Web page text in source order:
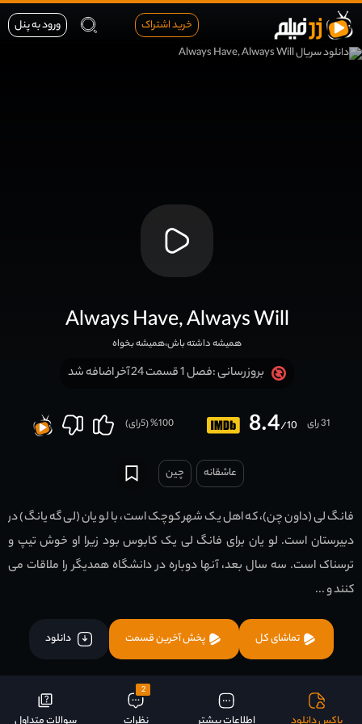
خرید اشتراک ورود به پنل
Always Have, Always Will
همیشه داشته باش،همیشه بخواه
بروزرسانی :فصل 1 قسمت 24 آخر اضافه شد
8.4/10 31 رای 100
% (
5رای)
عاشقانه چين
فانگ لی (داون چن)، که اهل یک شهر کوچک است، با لو یان (لی گه یانگ) در
دبیرستان است. لو یان برای فانگ لی یک کابوس بود زیرا او خوش تیپ و
ترسناک است. سه سال بعد، آنها دوباره در دانشگاه همدیگر را ملاقات می
کنند و ...
تماشای کل پخش آخرین قسمت دانلود
2